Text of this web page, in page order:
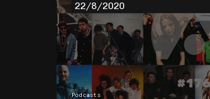
22/8/2020
Podcasts